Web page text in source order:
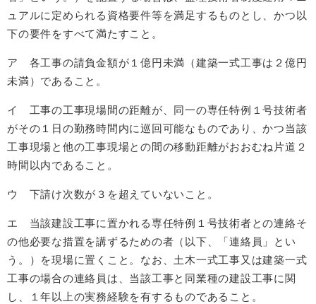
ュアルに定められる資格要件等を満足するものとし、かつ以
下の要件をすべて満たすこと。
ア 各工事の請負金額が１億円未満（建築一式工事は２億円
未満）であること。
イ 工事の工事現場間の距離が、同一の専任特例１号技術者
がその１日の勤務時間内に巡回可能なものであり、かつ当該
工事現場と他の工事現場との間の移動距離がおおむね片道２
時間以内であること。
ウ 下請け次数が３を超えていないこと。
エ 当該建設工事に置かれる専任特例１号技術者との連絡そ
の他必要な措置を講ずるための者（以下、「連絡員」とい
う。）を現場に置くこと。なお、土木一式工事又は建築一式
工事の場合の連絡員は、当該工事と同業種の建設工事に関
し、１年以上の実務経験を有するものであること。